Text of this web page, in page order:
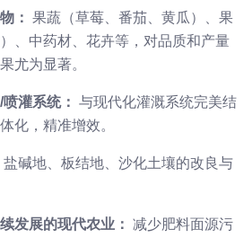
： 果蔬（草莓、番茄、黄瓜）、果
、中药材、花卉等，对品质和产量
尤为显著。
灌系统： 与现代化灌溉系统完美结
化，精准增效。
盐碱地、板结地、沙化土壤的改良与
发展的现代农业： 减少肥料面源污